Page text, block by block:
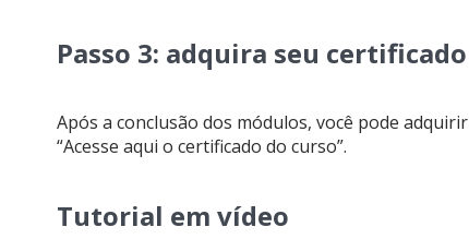
Passo 3: adquira seu certificado
Após a conclusão dos módulos, você pode
“Acesse aqui o certificado do curso”.
Tutorial em vídeo